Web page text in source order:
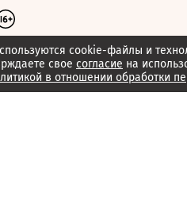
cookie-файлы и
свое согласие на
в отношении обработки